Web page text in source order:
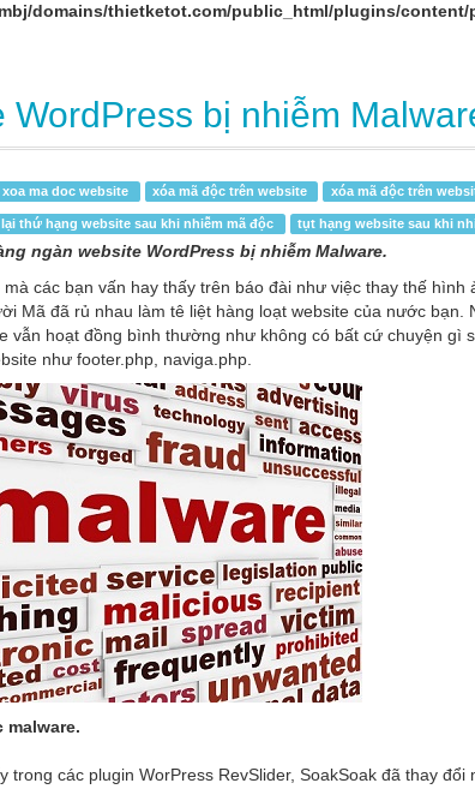
domains/thietketot.com/public_html/plugins/
bị nhiễm
ma doc website xóa mã độc trên website xóa mã độc trên
thứ hạng website sau khi nhiễm mã độc tụt hạng website sau khi
ngàn website WordPress bị nhiễm Malware.
các bạn vấn hay thấy trên báo đài như việc thay thế
Mã đã rủ nhau làm tê liệt hàng loạt website của nước bạn.
vẫn hoạt đồng bình thường như không có bất cứ chuyện gì
như footer.php, naviga.php.
các plugin WorPress RevSlider, SoakSoak đã thay